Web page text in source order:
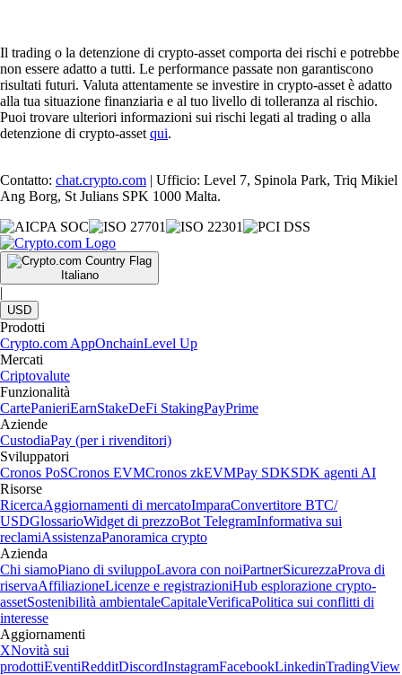
Il trading o la detenzione di crypto-asset comporta dei rischi e potrebbe
non essere adatto a tutti. Le performance passate non garantiscono
risultati futuri. Valuta attentamente se investire in crypto-asset è adatto
alla tua situazione finanziaria e al tuo livello di tolleranza al rischio.
Puoi trovare ulteriori informazioni sui rischi legati al trading o alla
detenzione di crypto-asset qui.
Contatto: chat.crypto.com | Ufficio: Level 7, Spinola Park, Triq Mikiel
Ang Borg, St Julians SPK 1000 Malta.
Italiano
|
USD
Prodotti
Crypto.com AppOnchainLevel Up
Mercati
Criptovalute
Funzionalità
CartePanieriEarnStakeDeFi StakingPayPrime
Aziende
CustodiaPay (per i rivenditori)
Sviluppatori
Cronos PoSCronos EVMCronos zkEVMPay SDKSDK agenti AI
Risorse
RicercaAggiornamenti di mercatoImparaConvertitore BTC/
USDGlossarioWidget di prezzoBot TelegramInformativa sui
reclamiAssistenzaPanoramica crypto
Azienda
Chi siamoPiano di sviluppoLavora con noiPartnerSicurezzaProva di
riservaAffiliazioneLicenze e registrazioniHub esplorazione crypto-
assetSostenibilità ambientaleCapitaleVerificaPolitica sui conflitti di
interesse
Aggiornamenti
XNovità sui
prodottiEventiRedditDiscordInstagramFacebookLinkedinTradingView